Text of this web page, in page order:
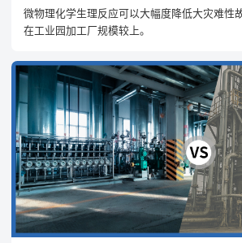
微物理化学生理反应可以大幅度降低大灾难性
在工业园加工厂规模较上。